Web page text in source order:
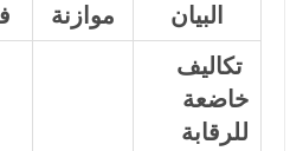
البيان
موازنة
تكاليف
خاضعة
للرقابة